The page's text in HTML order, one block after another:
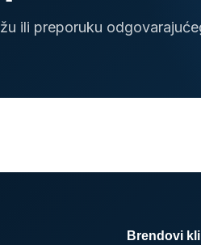
ili preporuku
Brendovi